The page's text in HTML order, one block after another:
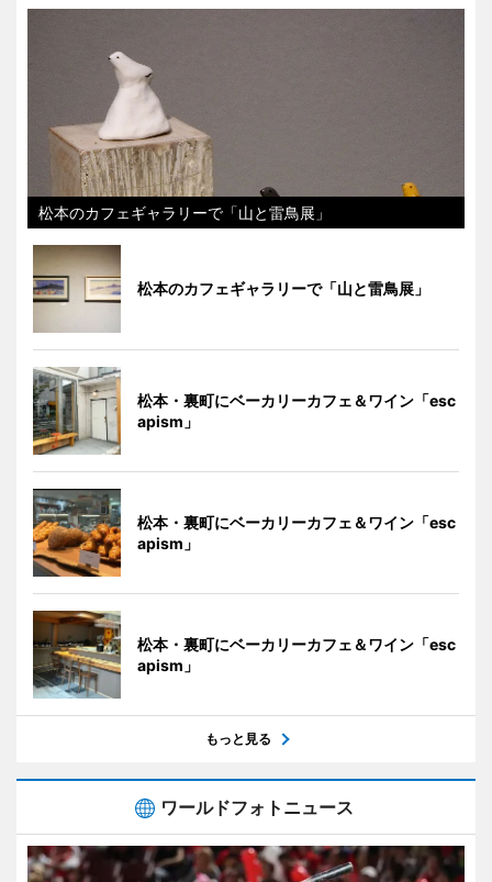
松本のカフェギャラリーで「山と雷鳥展」
松本のカフェギャラリーで「山と雷鳥展」
松本・裏町にベーカリーカフェ＆ワイン「esc
apism」
松本・裏町にベーカリーカフェ＆ワイン「esc
apism」
松本・裏町にベーカリーカフェ＆ワイン「esc
apism」
もっと見る
ワールドフォトニュース